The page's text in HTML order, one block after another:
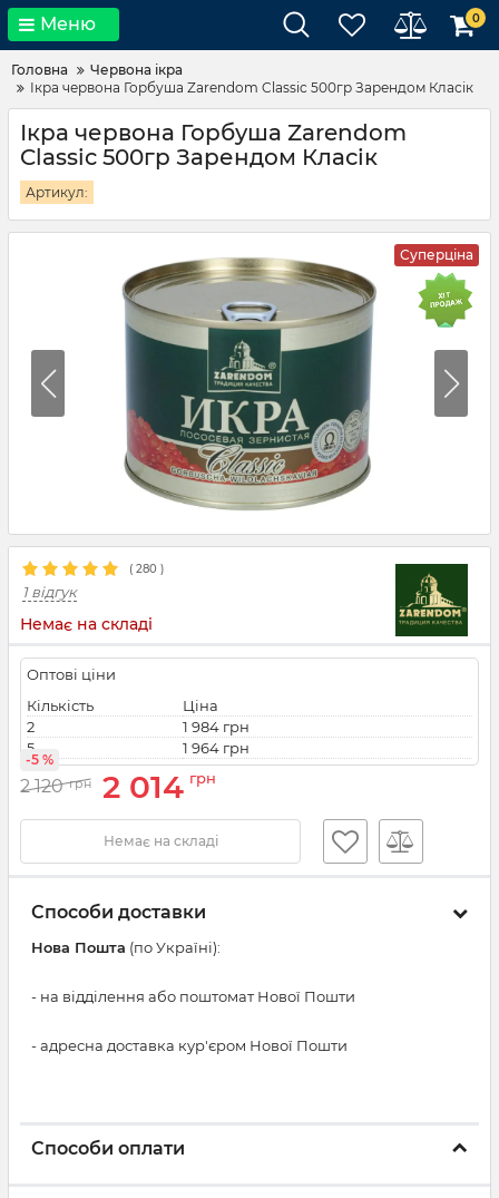
Меню 0
Головна
Червона ікра
Ікра червона Горбуша Zarendom Classic 500гр Зарендом Класік
Ікра червона Горбуша Zarendom
Classic 500гр Зарендом Класік
Артикул:
Суперціна
( 280 )
1 відгук
Немає на складі
Оптові ціни
Кількість
Ціна
2
1 984 грн
5
1 964 грн
2 120 грн 2 014 грн
-5 %
Немає на складі
Способи доставки
Нова Пошта (по Україні):
- на відділення або поштомат Нової Пошти
- адресна доставка кур'єром Нової Пошти
Способи оплати